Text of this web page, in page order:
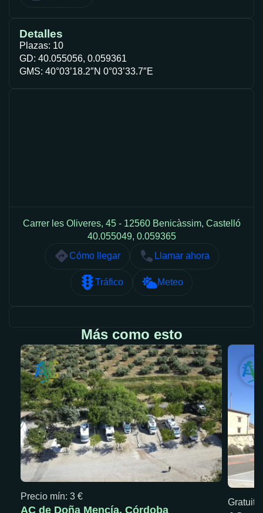
Detalles
Plazas: 10
GD: 40.055056, 0.059361
GMS: 40°03’18.2″N 0°03’33.7″E
Carrer les Oliveres, 45 - 12560 Benicàssim, Castelló
40.055049, 0.059365
Cómo llegar
Llamar ahora
Tráfico Meteo
Más como esto
Precio mín: 3 €
AC de Doña Mencía, Córdoba
Gratuita